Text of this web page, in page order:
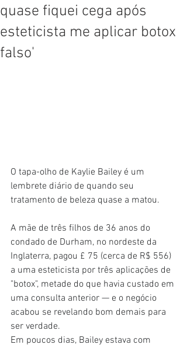
quase fiquei cega após
esteticista me aplicar botox
falso'
O tapa-olho de Kaylie Bailey é um
lembrete diário de quando seu
tratamento de beleza quase a matou.
A mãe de três filhos de 36 anos do
condado de Durham, no nordeste da
Inglaterra, pagou £ 75 (cerca de R$ 556)
a uma esteticista por três aplicações de
"botox", metade do que havia custado em
uma consulta anterior — e o negócio
acabou se revelando bom demais para
ser verdade.
Em poucos dias, Bailey estava com